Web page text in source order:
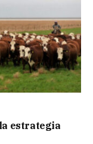
estrategia